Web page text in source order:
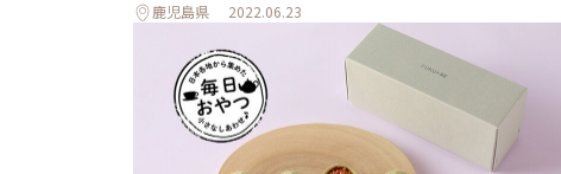
鹿児島県 2022.06.23